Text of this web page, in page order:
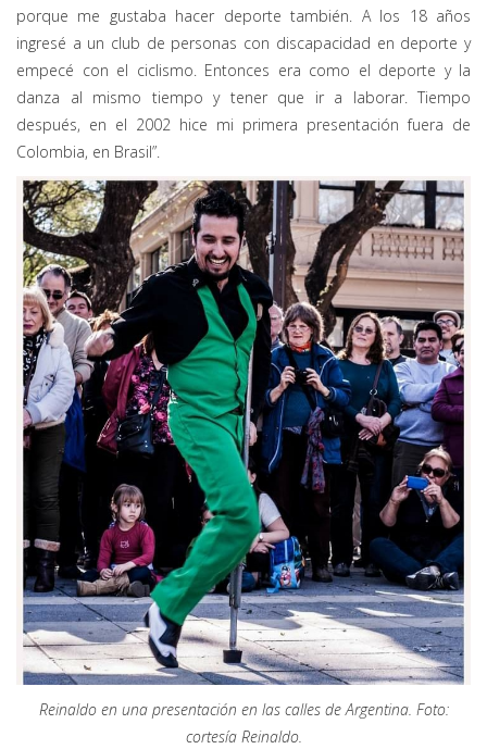
porque me gustaba hacer deporte también. A los 18 años
ingresé a un club de personas con discapacidad en deporte y
empecé con el ciclismo. Entonces era como el deporte y la
danza al mismo tiempo y tener que ir a laborar. Tiempo
después, en el 2002 hice mi primera presentación fuera de
Colombia, en Brasil”.
Reinaldo en una presentación en las calles de Argentina. Foto:
cortesía Reinaldo.